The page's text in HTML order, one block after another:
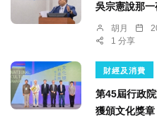
吳宗憲說那
胡月
1 分享
財經及消費
第45屆行政
獲頒文化獎章